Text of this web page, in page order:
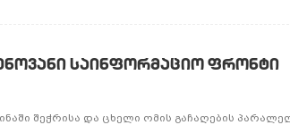
საინფორმაციო ფრონტი
შეჭრისა და ცხელი ომის გაჩაღების